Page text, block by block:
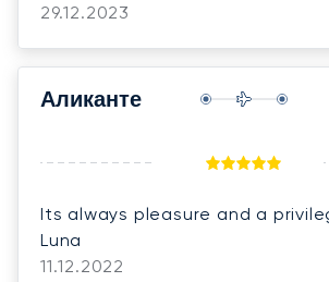
29.12.2023
Аликанте
Its always pleasure and a
Luna
11.12.2022